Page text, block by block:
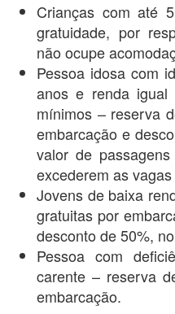
Crianças com até
gratuidade, por
não ocupe
Pessoa idosa com
anos e renda
mínimos – reserva
embarcação e
valor de
excederem as
Jovens de baixa
gratuitas por
desconto de 50%,
Pessoa com
carente – reserva
embarcação.